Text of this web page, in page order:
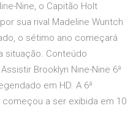
Nine, o Capitão Holt
sua rival Madeline Wuntch
o sétimo ano começará
situação. Conteúdo
Brooklyn Nine-Nine 6ª
em HD. A 6ª
a ser exibida em 10